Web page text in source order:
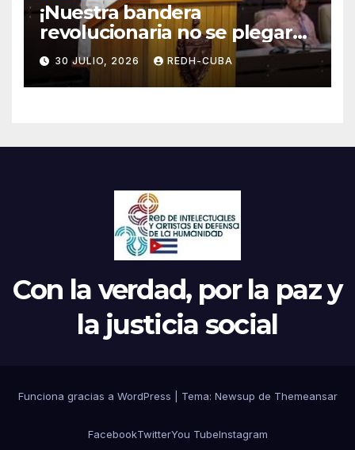
¡Nuestra bandera
revolucionaria no se plegará
jamás! Por Bruno Rodríguez
Parrilla
30 JULIO, 2026 REDH-CUBA
Con la verdad, por la paz y
la justicia social
Funciona gracias a WordPress Tema: Newsup de Themeansar
FacebookTwitterYou TubeInstagram